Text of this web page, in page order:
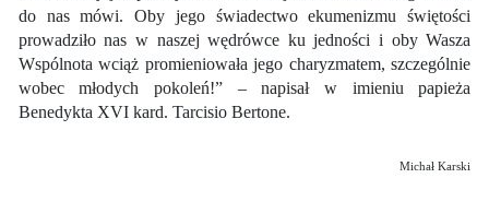
do nas mówi. Oby jego świadectwo ekumenizmu świętości
prowadziło nas w naszej wędrówce ku jedności i oby Wasza
Wspólnota wciąż promieniowała jego charyzmatem, szczególnie
wobec młodych pokoleń!” – napisał w imieniu papieża
Benedykta XVI kard. Tarcisio Bertone.
Michał Karski